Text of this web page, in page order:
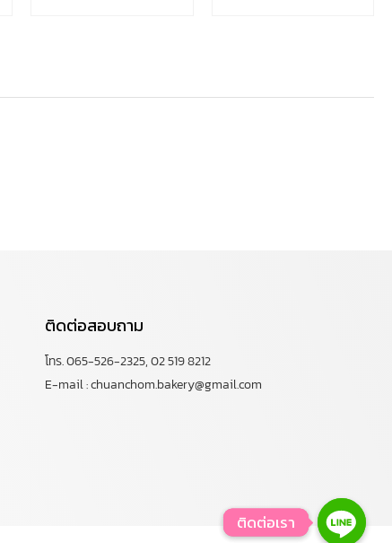
ติดต่อสอบถาม
โทร. 065-526-2325, 02 519 8212
E-mail : chuanchom.bakery@gmail.com
ติดต่อเรา
ติดต่อเรา